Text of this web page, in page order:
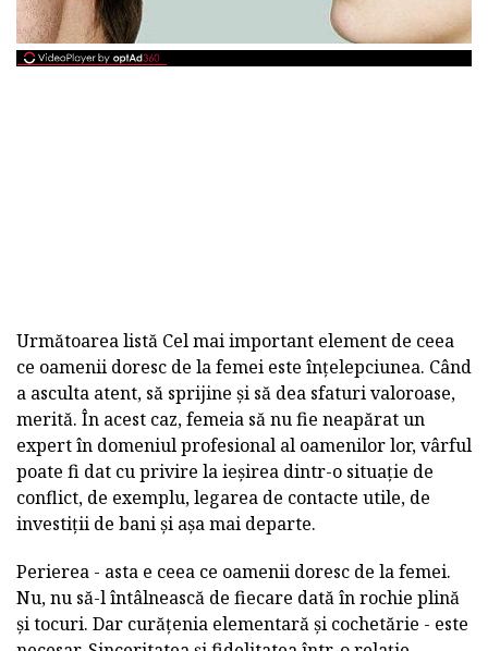
Următoarea listă Cel mai important element de ceea
ce oamenii doresc de la femei este înțelepciunea. Când
a asculta atent, să sprijine și să dea sfaturi valoroase,
merită. În acest caz, femeia să nu fie neapărat un
expert în domeniul profesional al oamenilor lor, vârful
poate fi dat cu privire la ieșirea dintr-o situație de
conflict, de exemplu, legarea de contacte utile, de
investiții de bani și așa mai departe.
Perierea - asta e ceea ce oamenii doresc de la femei.
Nu, nu să-l întâlnească de fiecare dată în rochie plină
și tocuri. Dar curățenia elementară și cochetărie - este